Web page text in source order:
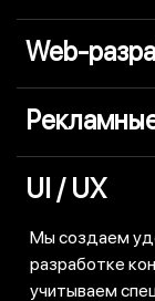
Web-
UI / UX
Мы создаем
разработке
учитываем